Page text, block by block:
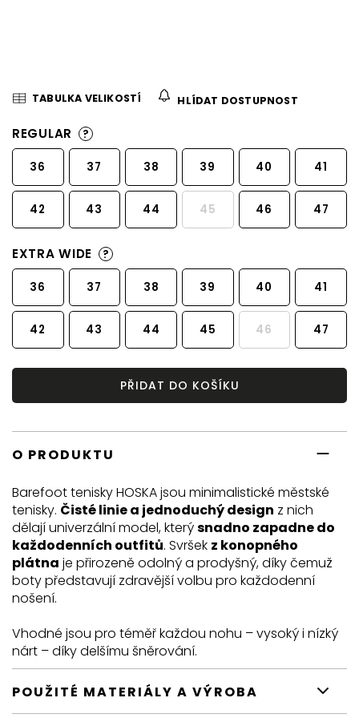
TABULKA VELIKOSTÍ HLÍDAT DOSTUPNOST
REGULAR ?
36 37 38 39 40 41
42 43 44 45 46 47
EXTRA WIDE ?
36 37 38 39 40 41
42 43 44 45 46 47
PŘIDAT DO KOŠÍKU
O PRODUKTU
Barefoot tenisky HOSKA jsou minimalistické městské
tenisky. Čisté linie a jednoduchý design z nich
dělají univerzální model, kterýsnadno zapadne do
každodenních outfitů. Svršek z konopného
plátna je přirozeně odolný a prodyšný, díky čemuž
boty představují zdravější volbu pro každodenní
nošení.
Vhodné jsou pro téměř každou nohu – vysoký i nízký
nárt – díky delšímu šněrování.
POUŽITÉ MATERIÁLY A VÝROBA